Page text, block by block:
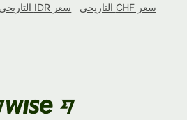
سعر CHF التاريخي
سعر IDR التاريخي